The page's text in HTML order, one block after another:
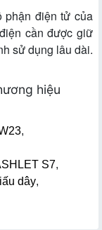
phận điện tử của
cần được giữ
sử dụng lâu dài.
hiệu
,
S7,
dây,